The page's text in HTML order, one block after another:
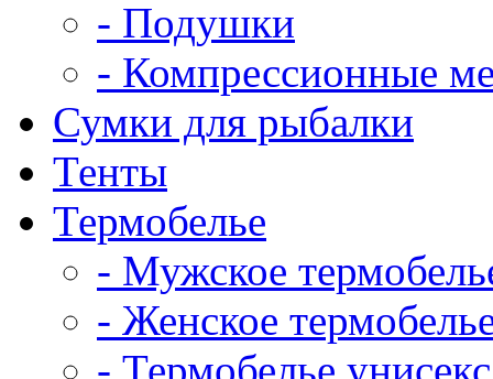
- Подушки
- Компрессионные
Сумки для рыбалки
Тенты
Термобелье
- Мужское
- Женское
- Термобелье унисекс